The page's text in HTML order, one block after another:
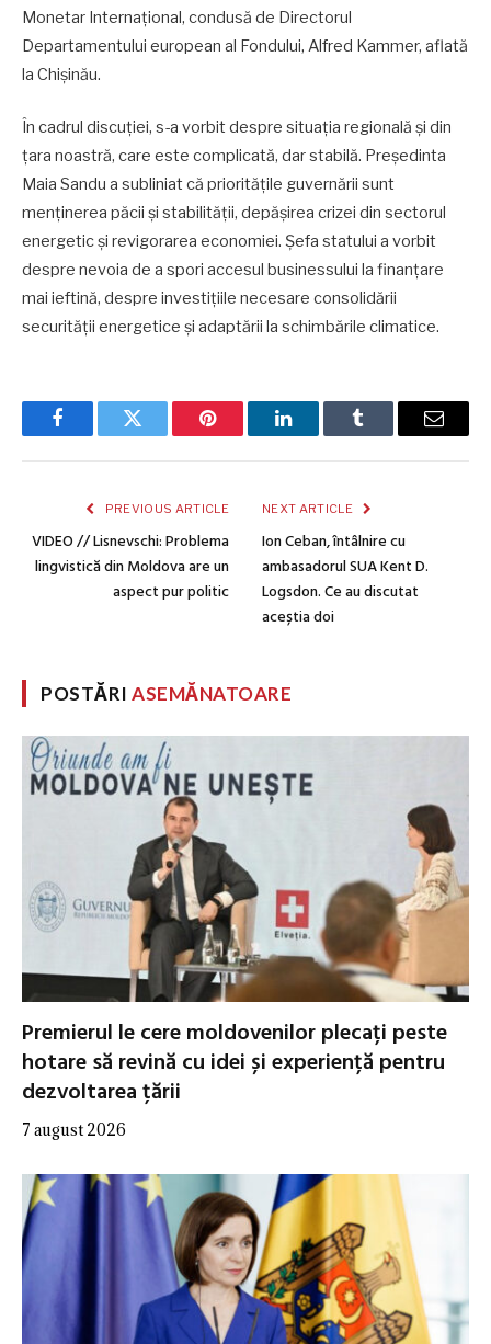
Monetar Internațional, condusă de Directorul
Departamentului european al Fondului, Alfred Kammer, aflată
la Chișinău.
În cadrul discuției, s-a vorbit despre situația regională și din
țara noastră, care este complicată, dar stabilă. Președinta
Maia Sandu a subliniat că prioritățile guvernării sunt
menținerea păcii și stabilității, depășirea crizei din sectorul
energetic și revigorarea economiei. Șefa statului a vorbit
despre nevoia de a spori accesul businessului la finanțare
mai ieftină, despre investițiile necesare consolidării
securității energetice și adaptării la schimbările climatice.
FacebookTwitter Pinterest LinkedInTumblr Email
PREVIOUS ARTICLE
VIDEO // Lisnevschi: Problema
lingvistică din Moldova are un
aspect pur politic
NEXT ARTICLE
Ion Ceban, întâlnire cu
ambasadorul SUA Kent D.
Logsdon. Ce au discutat
aceștia doi
POSTĂRIASEMĂNATOARE
Premierul le cere moldovenilor plecați peste
hotare să revină cu idei și experiență pentru
dezvoltarea țării
7 august 2026